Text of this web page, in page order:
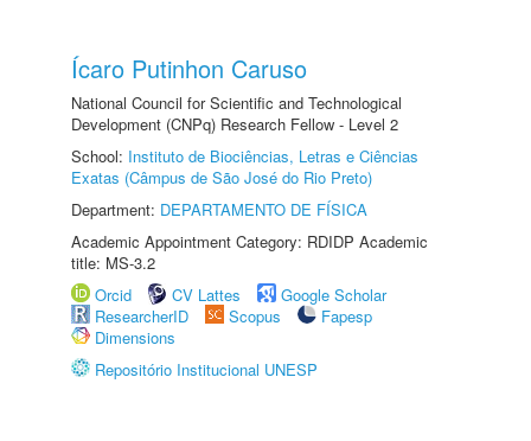
Ícaro Putinhon Caruso
National Council for Scientific and Technological
Development (CNPq) Research Fellow - Level 2
School: Instituto de Biociências, Letras e Ciências
Exatas (Câmpus de São José do Rio Preto)
Department: DEPARTAMENTO DE FÍSICA
Academic Appointment Category: RDIDP Academic
title: MS-3.2
Orcid
CV Lattes
Google Scholar
ResearcherID
Scopus
Fapesp
Dimensions
Repositório Institucional UNESP